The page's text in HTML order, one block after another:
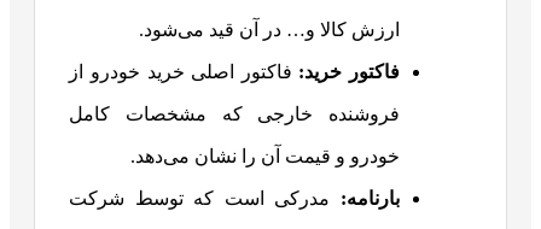
ارزش کالا و… در آن قید می‌شود.
فاکتور خرید: فاکتور اصلی خرید خودرو از
فروشنده خارجی که مشخصات کامل
خودرو و قیمت آن را نشان می‌دهد.
بارنامه: مدرکی است که توسط شرکت